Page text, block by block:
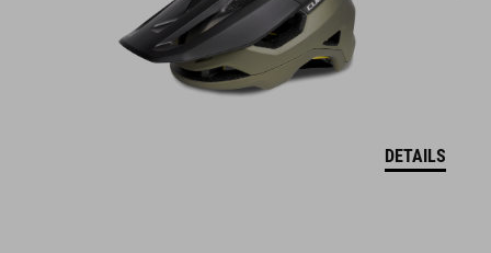
reflektierende Elemente
DETAILS